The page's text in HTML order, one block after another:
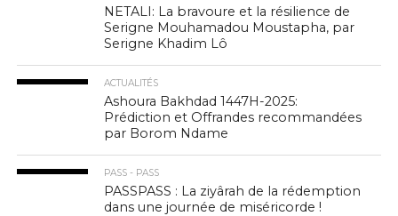
NETALI: La bravoure et la résilience de
Serigne Mouhamadou Moustapha, par
Serigne Khadim Lô
ACTUALITÉS
Ashoura Bakhdad 1447H-2025:
Prédiction et Offrandes recommandées
par Borom Ndame
PASS - PASS
PASSPASS : La ziyârah de la rédemption
dans une journée de miséricorde !